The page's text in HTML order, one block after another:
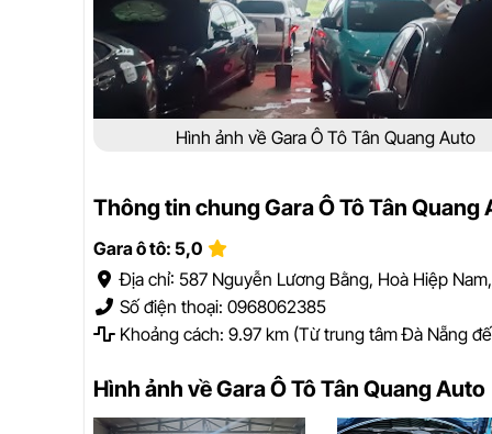
Hình ảnh về Gara Ô Tô Tân Quang Auto
Thông tin chung Gara Ô Tô Tân Quang
Gara ô tô: 5,0
Địa chỉ: 587 Nguyễn Lương Bằng, Hoà Hiệp
Số điện thoại: 0968062385
Khoảng cách: 9.97 km (Từ trung tâm Đà Nẵng
Hình ảnh về Gara Ô Tô Tân Quang Auto